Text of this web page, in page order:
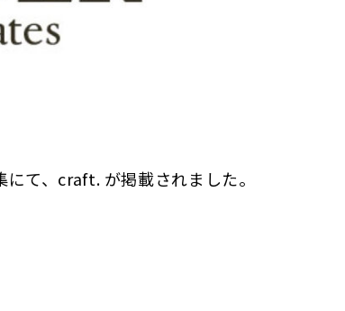
て、craft. が掲載されました。